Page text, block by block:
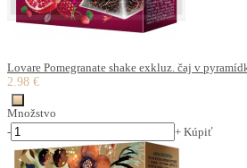
Lovare Pomegranate shake exkluz. čaj v
2.98 €
Množstvo
-
+ Kúpiť